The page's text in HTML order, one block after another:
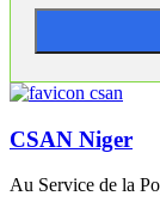
CSAN Niger
Au Service de la